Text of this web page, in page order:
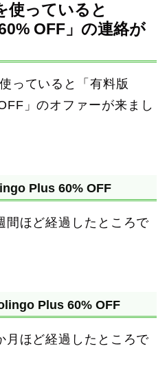
使っていると
OFF」の連絡が
っていると「有料版
」のオファーが来まし
Plus 60% OFF
間ほど経過したところで
Plus 60% OFF
月ほど経過したところで